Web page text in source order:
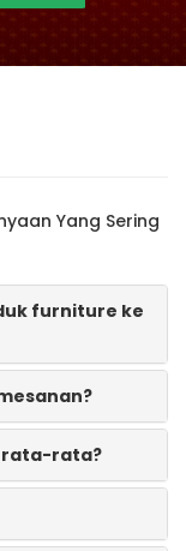
Yang Sering
furniture ke
rata-rata?